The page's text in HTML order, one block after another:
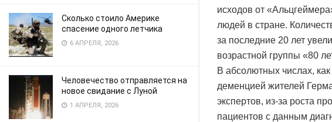
Сколько стоило Америке
спасение одного летчика
6 АПРЕЛЯ, 2026
Человечество отправляется на
новое свидание с Луной
1 АПРЕЛЯ, 2026
исходов от
людей в стране.
за последние 20 лет
возрастной группы «80
В абсолютных числах,
деменцией жителей
экспертов, из-за роста
пациентов с данным